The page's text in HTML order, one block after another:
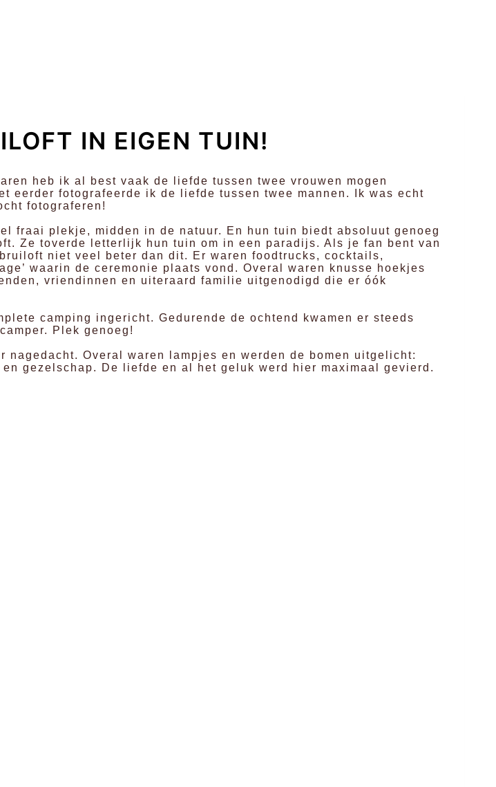
IN EIGEN TUIN!
heb ik al best vaak de liefde tussen twee vrouwen mogen
eerder fotografeerde ik de liefde tussen twee mannen. Ik was echt
fotograferen!
fraai plekje, midden in de natuur. En hun tuin biedt absoluut genoeg
Ze toverde letterlijk hun tuin om in een paradijs. Als je fan bent van
niet veel beter dan dit. Er waren foodtrucks, cocktails,
waarin de ceremonie plaats vond. Overal waren knusse hoekjes
vriendinnen en uiteraard familie uitgenodigd die er óók
camping ingericht. Gedurende de ochtend kwamen er steeds
Plek genoeg!
Overal waren lampjes en werden de bomen uitgelicht:
gezelschap. De liefde en al het geluk werd hier maximaal gevierd.